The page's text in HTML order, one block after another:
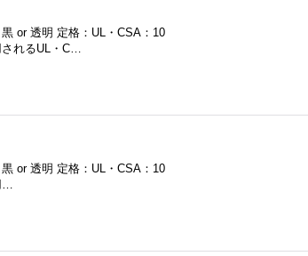
or 透明 定格：UL・CSA：10
れるUL・C…
or 透明 定格：UL・CSA：10
…